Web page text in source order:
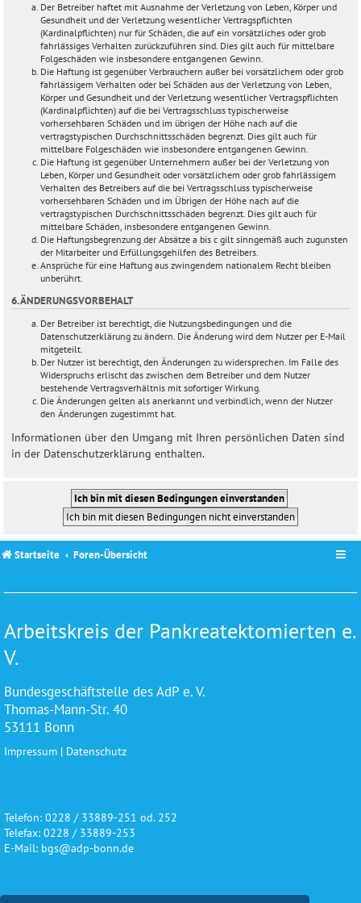
Der Betreiber haftet mit Ausnahme der Verletzung von Leben, Körper und
Gesundheit und der Verletzung wesentlicher Vertragspflichten
(Kardinalpflichten) nur für Schäden, die auf ein vorsätzliches oder grob
fahrlässiges Verhalten zurückzuführen sind. Dies gilt auch für mittelbare
Folgeschäden wie insbesondere entgangenen Gewinn.
Die Haftung ist gegenüber Verbrauchern außer bei vorsätzlichem oder grob
fahrlässigem Verhalten oder bei Schäden aus der Verletzung von Leben,
Körper und Gesundheit und der Verletzung wesentlicher Vertragspflichten
(Kardinalpflichten) auf die bei Vertragsschluss typischerweise
vorhersehbaren Schäden und im übrigen der Höhe nach auf die
vertragstypischen Durchschnittsschäden begrenzt. Dies gilt auch für
mittelbare Folgeschäden wie insbesondere entgangenen Gewinn.
Die Haftung ist gegenüber Unternehmern außer bei der Verletzung von
Leben, Körper und Gesundheit oder vorsätzlichem oder grob fahrlässigem
Verhalten des Betreibers auf die bei Vertragsschluss typischerweise
vorhersehbaren Schäden und im Übrigen der Höhe nach auf die
vertragstypischen Durchschnittsschäden begrenzt. Dies gilt auch für
mittelbare Schäden, insbesondere entgangenen Gewinn.
Die Haftungsbegrenzung der Absätze a bis c gilt sinngemäß auch zugunsten
der Mitarbeiter und Erfüllungsgehilfen des Betreibers.
Ansprüche für eine Haftung aus zwingendem nationalem Recht bleiben
unberührt.
6. ÄNDERUNGSVORBEHALT
Der Betreiber ist berechtigt, die Nutzungsbedingungen und die
Datenschutzerklärung zu ändern. Die Änderung wird dem Nutzer per E-Mail
mitgeteilt.
Der Nutzer ist berechtigt, den Änderungen zu widersprechen. Im Falle des
Widerspruchs erlischt das zwischen dem Betreiber und dem Nutzer
bestehende Vertragsverhältnis mit sofortiger Wirkung.
Die Änderungen gelten als anerkannt und verbindlich, wenn der Nutzer
den Änderungen zugestimmt hat.
Informationen über den Umgang mit Ihren persönlichen Daten sind
in der Datenschutzerklärung enthalten.
Startseite Foren-Übersicht
Arbeitskreis der Pankreatektomierten e.
V.
Bundesgeschäftstelle des AdP e. V.
Thomas-Mann-Str. 40
53111 Bonn
Impressum | Datenschutz
Telefon: 0228 / 33889-251 od. 252
Telefax: 0228 / 33889-253
E-Mail: bgs@adp-bonn.de